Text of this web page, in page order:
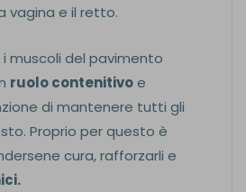
vagina e il retto.
muscoli del pavimento
ruolo contenitivoe
di mantenere tutti gli
Proprio per questo è
cura, rafforzarli e